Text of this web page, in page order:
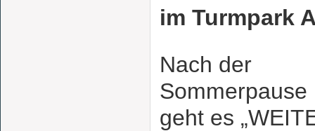
im Turmpark
Nach der
Sommerpause
geht es